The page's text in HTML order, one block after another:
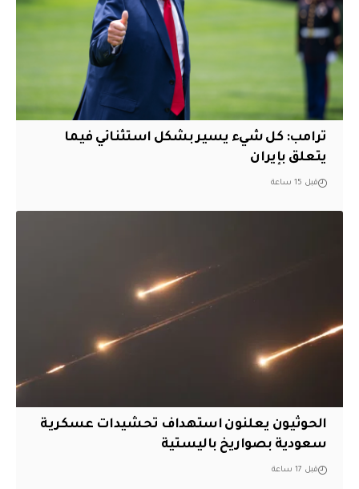
ترامب: كل شيء يسير بشكل استثنائي فيما
يتعلق بإيران
قبل 15 ساعة
الحوثيون يعلنون استهداف تحشيدات عسكرية
سعودية بصواريخ باليستية
قبل 17 ساعة